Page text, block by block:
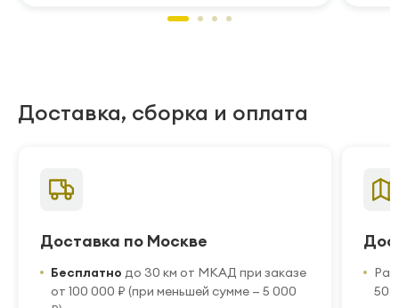
Доставка, сборка и оплата
Доставка по Москве
Бесплатно до 30 км от МКАД при заказе
от 100 000 ₽ (при меньшей сумме — 5 000
50